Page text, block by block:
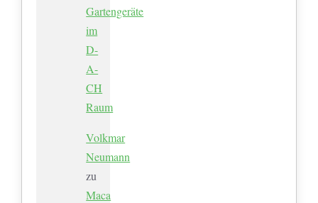
Gartengeräte
im
D-
A-
CH
Raum
Volkmar
Neumann
zu
Maca